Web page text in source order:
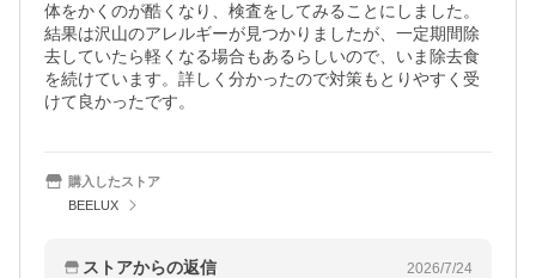
体をかくのが酷くなり、検査をしてみることにしました。
結果は沢山のアレルギーが見つかりましたが、一定期間除
去していたら軽くなる場合もあるらしいので、いま除去食
を続けています。詳しく分かったので対策もとりやすく受
けて良かったです。
購入したストア
BEELUX
ストアからの返信 2026/7/24